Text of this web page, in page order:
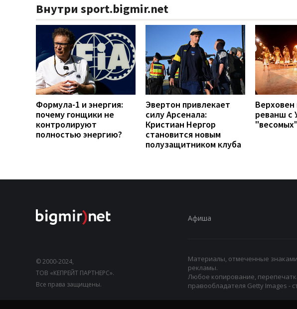
Внутри sport.bigmir.net
Формула-1 и энергия:
почему гонщики не
контролируют
полностью энергию?
Эвертон привлекает
силу Арсенала:
Кристиан Нергор
становится новым
полузащитником клуба
Верховен
реванш с
© 2000-2024,
ТОВ «КЕПРЕЙТ ПАРТНЕРС».
Все права защищены.
Афиша
Материалы, отмеченные
рекламы.
Любое копирование,
правообладателя Getty Images -